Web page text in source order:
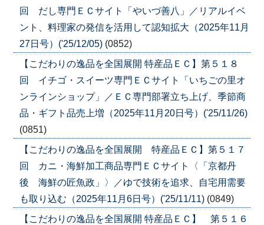
回 だし専門ＥＣサイト「やいづ善八」／リアルイベ
ント、料理家の発信を活用して認知拡大（2025年11月
27日号）('25/12/05) (0852)
【こだわりの逸品を全国展開 特産品ＥＣ】第５１８
回 イチゴ・スイーツ専門ＥＣサイト「いちごの里オ
ンラインショップ」／ＥＣ専門部署立ち上げ、季節商
品・ギフト品売上増（2025年11月20日号）('25/11/26)
(0851)
【こだわりの逸品を全国展開 特産品ＥＣ】第５１７
回 カニ・海鮮加工商品専門ＥＣサイト〈「京都丹
後 海鮮の匠魚政」〉／ゆで技術を追求、自宅用需要
も取り込む（2025年11月6日号）('25/11/11) (0849)
【こだわりの逸品を全国展開 特産品ＥＣ】 第５１６